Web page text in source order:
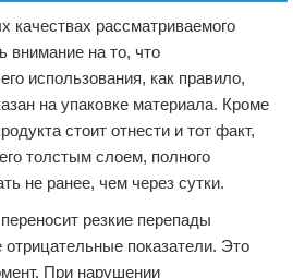
качествах рассматриваемого
внимание на то, что
использования, как правило,
на упаковке материала. Кроме
стоит отнести и тот факт,
толстым слоем, полного
не ранее, чем через сутки.
резкие перепады
показатели. Это
При нарушении